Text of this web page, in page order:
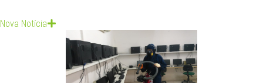
Nova Notícia